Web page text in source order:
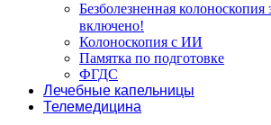
Безболезненная колоноскопия
включено!
Колоноскопия с ИИ
Памятка по подготовке
ФГДС
Лечебные капельницы
Телемедицина